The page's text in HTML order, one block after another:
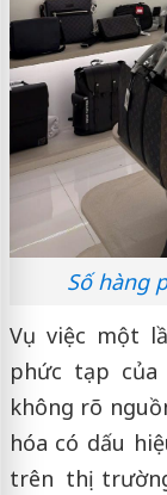
Số hàng
Vụ việc một
phức tạp
không rõ
hóa có dấu
trên thị